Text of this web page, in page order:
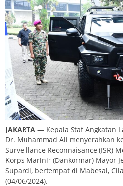
JAKARTA — Kepala Staf Angkatan
Dr. Muhammad Ali menyerahkan
Surveillance Reconnaisance (ISR)
Korps Marinir (Dankormar) Mayor
Supardi, bertempat di Mabesal,
(04/06/2024).